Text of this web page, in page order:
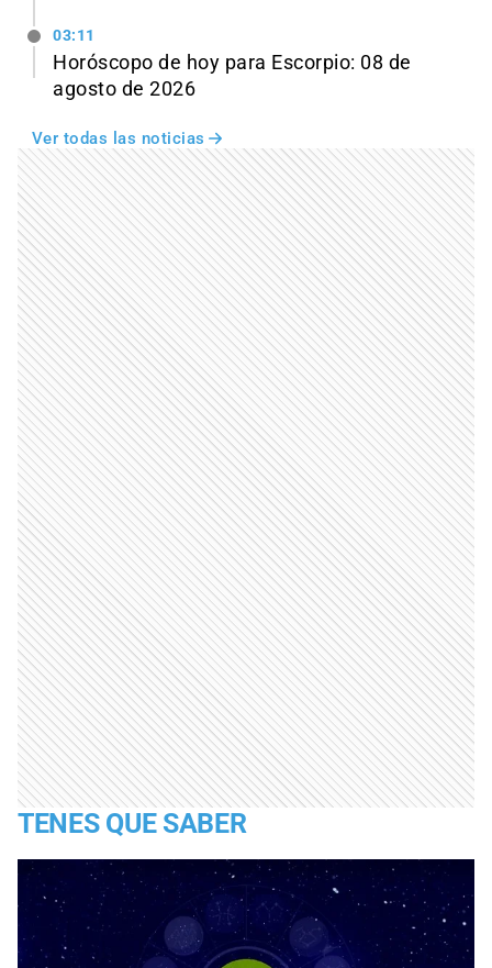
03:11
Horóscopo de hoy para Escorpio: 08 de
agosto de 2026
Ver todas las noticias
TENES QUE SABER